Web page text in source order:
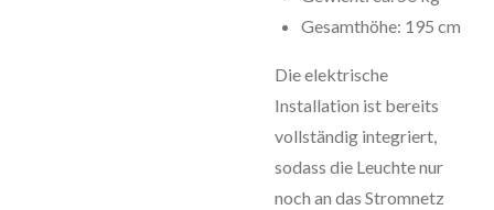
Gesamthöhe: 195 cm
Die elektrische
Installation ist bereits
vollständig integriert,
sodass die Leuchte nur
noch an das Stromnetz